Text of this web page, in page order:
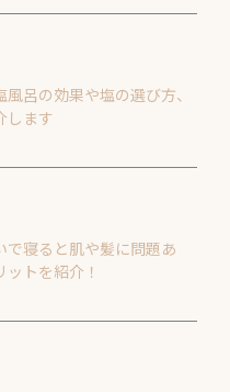
呂の効果や塩の選び方、
します
で寝ると肌や髪に問題あ
トを紹介！